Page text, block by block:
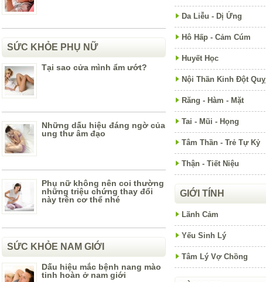
SỨC KHỎE PHỤ NỮ
Tại sao cửa mình ẩm ướt?
Những dấu hiệu đáng ngờ của
ung thư âm đạo
Phụ nữ không nên coi thường
những triệu chứng thay đổi
này trên cơ thể nhé
SỨC KHỎE NAM GIỚI
Dấu hiệu mắc bệnh nang mào
tinh hoàn ở nam giới
Da Liễu - Dị Ứng
Hô Hấp - Cảm Cúm
Huyết Học
Nội Thần Kinh Đột Quỵ
Răng - Hàm - Mặt
Tai - Mũi - Họng
Tâm Thần - Trẻ Tự Kỷ
Thận - Tiết Niệu
GIỚI TÍNH
Lãnh Cảm
Yếu Sinh Lý
Tâm Lý Vợ Chồng